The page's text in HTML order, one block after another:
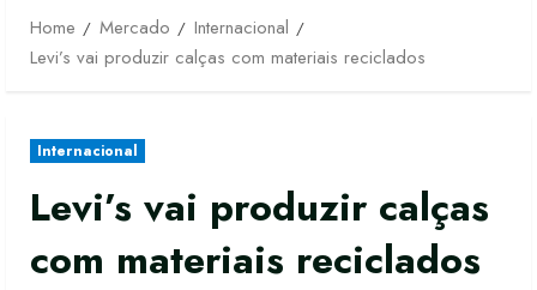
Home
Mercado
Internacional
Levi’s vai produzir calças com materiais reciclados
Internacional
Levi’s vai produzir calças
com materiais reciclados